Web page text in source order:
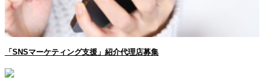
「SNSマーケティング支援」紹介代理店募集